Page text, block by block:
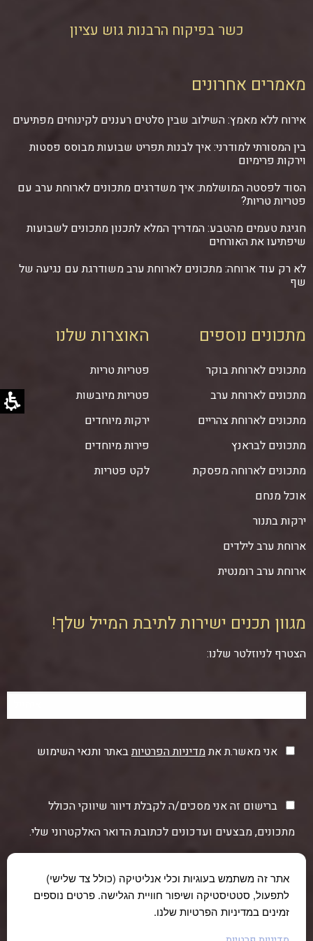
כשר בפיקוח הרבנות גוש עציון
מאמרים אחרונים
אירוח ללא מאמץ: השילוב שבין סלטים רעננים לקינוחים מפתיעים
בין המסורתי למודרני: איך לבנות תפריט שבועות מבוסס פסטות
וירקות פרימיום
הסוד לפסטה המושלמת: איך משדרגים מתכונים לארוחת ערב עם
פטריות טריות?
חגיגת טעמים מהטבע: המדריך המלא לתכנון מתכונים לשבועות
שיפתיעו את האורחים
לא רק עוד ארוחה: מתכונים לארוחת ערב משודרגת עם נגיעה של
שף
מתכונים נוספים
מתכונים לארוחת בוקר
מתכונים לארוחת ערב
מתכונים לארוחת צהריים
מתכונים לבראנץ
מתכונים לארוחה מפסקת
אוכל מנחם
ירקות בתנור
ארוחת ערב לילדים
ארוחת ערב רומנטית
האוצרות שלנו
פטריות טריות
פטריות מיובשות
ירקות מיוחדים
פירות מיוחדים
לקט פטריות
מגוון תכנים ישירות לתיבת המייל שלך!
הצטרף לניוזלטר שלנו:
אני מאשר.ת אתמדיניות הפרטיותבאתר ותנאי השימוש
ברישום זה אני מסכים/ה לקבלת דיוור שיווקי הכולל
מתכונים, מבצעים ועדכונים לכתובת הדואר האלקטרוני שלי.
אתר זה משתמש בעוגיות וכלי אנליטיקה (כולל צד שלישי)
לתפעול, סטטיסטיקה ושיפור חוויית הגלישה. פרטים נוספים
זמינים במדיניות הפרטיות שלנו.